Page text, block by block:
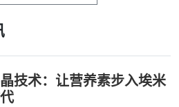
技术：让营养素步入埃米